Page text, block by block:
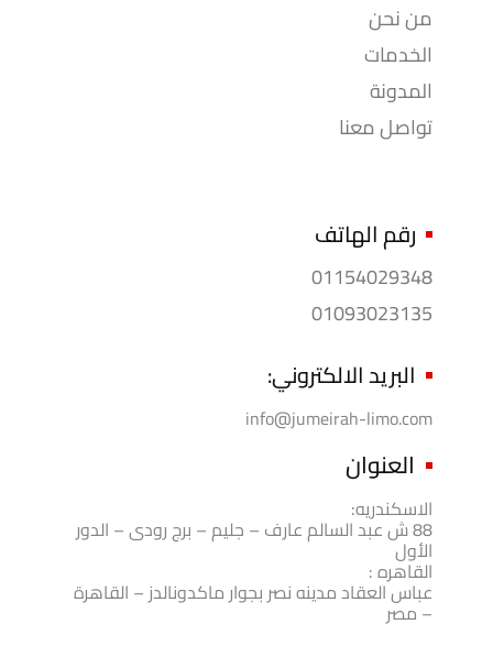
من نحن
الخدمات
المدونة
تواصل معنا
رقم الهاتف
01154029348
01093023135
البريد الالكتروني:
info@jumeirah-limo.com
العنوان
الاسكندريه:
88 ش عبد السالم عارف – جليم – برج رودى – الدور
الأول
القاهره :
عباس العقاد مدينه نصر بجوار ماكدونالدز – القاهرة
– مصر